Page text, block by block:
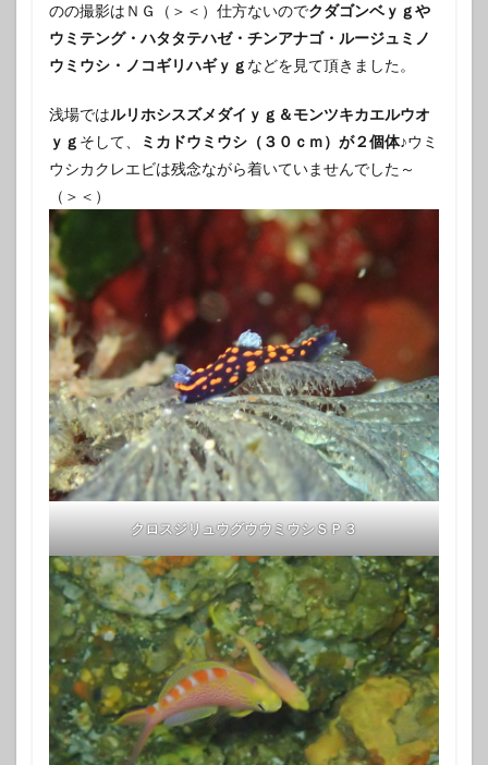
のの撮影はＮＧ（＞＜）仕方ないのでクダゴンベｙｇや
ウミテング・ハタタテハゼ・チンアナゴ・ルージュミノ
ウミウシ・ノコギリハギｙｇ などを見て頂きました。
浅場ではルリホシスズメダイｙｇ＆モンツキカエルウオ
ｙｇ そして、 ミカドウミウシ（３０ｃｍ）が２個体♪ウミ
ウシカクレエビは残念ながら着いていませんでした～
（＞＜）
クロスジリュウグウウミウシＳＰ３